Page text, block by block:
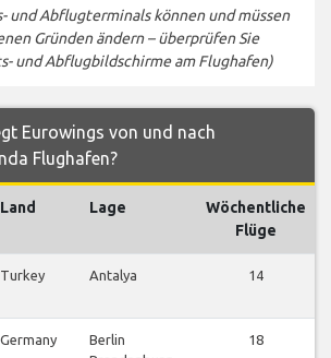
und Abflugterminals können und müssen
Gründen ändern – überprüfen Sie
und Abflugbildschirme am Flughafen)
Eurowings von und nach
Flughafen?
Land Lage
Wöchentliche
Flüge
Turkey Antalya 14
Germany
Berlin
18